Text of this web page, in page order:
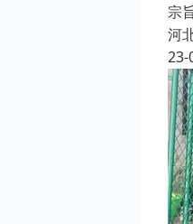
宗
河
23-